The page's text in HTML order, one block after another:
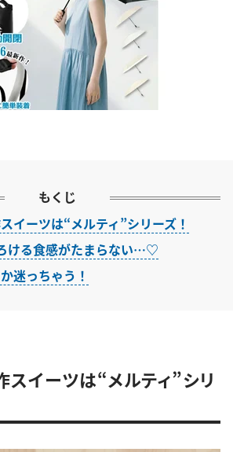
もくじ
イーツは“メルティ”シリーズ！
ける食感がたまらない…♡
迷っちゃう！
スイーツは“メルティ”シリ